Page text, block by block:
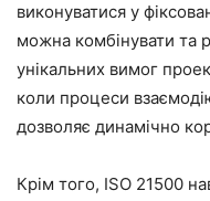
виконуватися у
можна комбінувати та
унікальних вимог
коли процеси
дозволяє динамічно
Крім того, ISO 21500